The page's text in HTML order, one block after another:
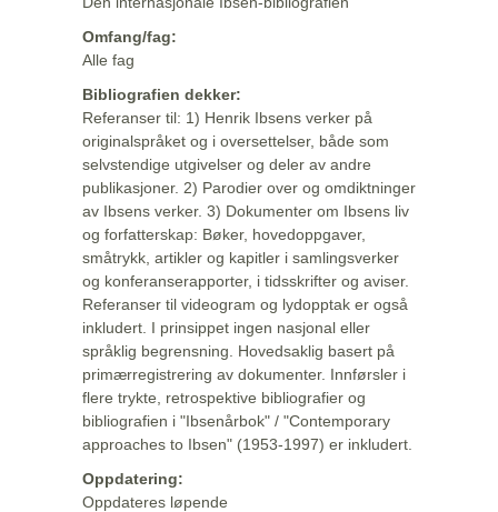
Omfang/fag:
Alle fag
Bibliografien dekker:
Referanser til: 1) Henrik Ibsens verker på
originalspråket og i oversettelser, både som
selvstendige utgivelser og deler av andre
publikasjoner. 2) Parodier over og omdiktninger
av Ibsens verker. 3) Dokumenter om Ibsens liv
og forfatterskap: Bøker, hovedoppgaver,
småtrykk, artikler og kapitler i samlingsverker
og konferanserapporter, i tidsskrifter og aviser.
Referanser til videogram og lydopptak er også
inkludert. I prinsippet ingen nasjonal eller
språklig begrensning. Hovedsaklig basert på
primærregistrering av dokumenter. Innførsler i
flere trykte, retrospektive bibliografier og
bibliografien i "Ibsenårbok" / "Contemporary
approaches to Ibsen" (1953-1997) er inkludert.
Oppdatering:
Oppdateres løpende